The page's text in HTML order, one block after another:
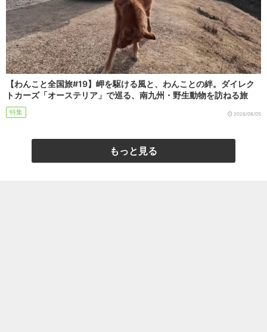
【わんこと全国旅#19】岬を駆ける風と、わんことの絆。ダイレク
トカーズ「オーステリア」で巡る、南九州・野生動物を訪ねる旅
特集 2026/08/05
もっと見る